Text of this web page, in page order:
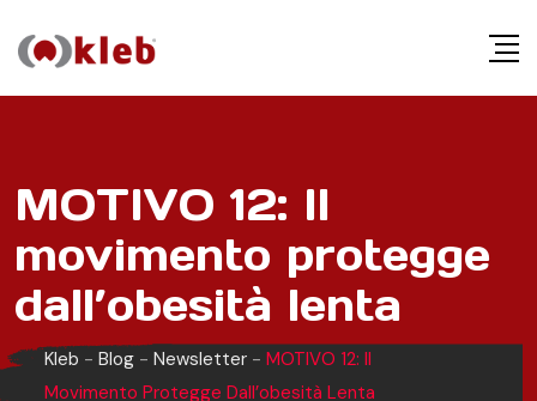
n
MOTIVO 12: Il
movimento protegge
dall’obesità lenta
Kleb - Blog - Newsletter - MOTIVO 12: Il
Movimento Protegge Dall’obesità Lenta